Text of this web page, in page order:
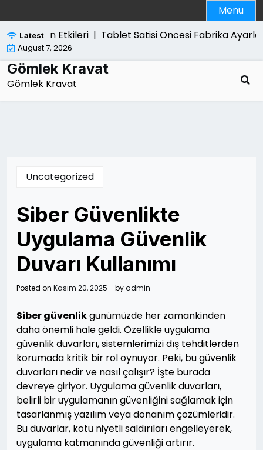
to
content
Menu
Latest
Yol Acan Etkileri | Tablet Satisi Oncesi Fabrika
August 7, 2026
Gömlek Kravat
Gömlek Kravat
Uncategorized
Siber Güvenlikte
Uygulama Güvenlik
Duvarı Kullanımı
Posted on Kasım 20, 2025 byadmin
Siber güvenlikgünümüzde her zamankinden
daha önemli hale geldi. Özellikle uygulama
güvenlik duvarları, sistemlerimizi dış tehditlerden
korumada kritik bir rol oynuyor. Peki, bu güvenlik
duvarları nedir ve nasıl çalışır? İşte burada
devreye giriyor. Uygulama güvenlik duvarları,
belirli bir uygulamanın güvenliğini sağlamak için
tasarlanmış yazılım veya donanım çözümleridir.
Bu duvarlar, kötü niyetli saldırıları engelleyerek,
uygulama katmanında güvenliği artırır.